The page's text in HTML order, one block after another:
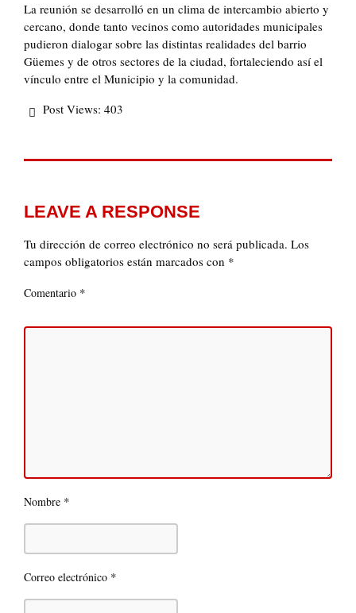
La reunión se desarrolló en un clima de intercambio abierto y
cercano, donde tanto vecinos como autoridades municipales
pudieron dialogar sobre las distintas realidades del barrio
Güemes y de otros sectores de la ciudad, fortaleciendo así el
vínculo entre el Municipio y la comunidad.
Post Views: 403
LEAVE A RESPONSE
Tu dirección de correo electrónico no será publicada. Los
campos obligatorios están marcados con *
Comentario *
Nombre *
Correo electrónico *